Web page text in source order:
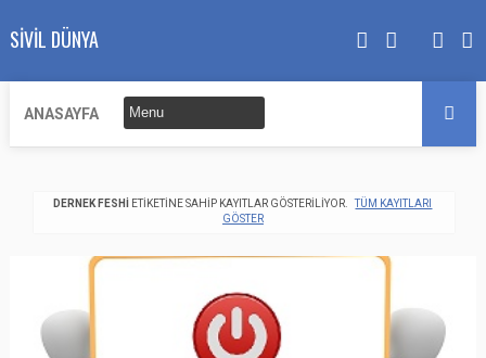
SIVIL DÜNYA
ANASAYFA
DERNEK FESHI ETIKETINE SAHIP KAYITLAR GÖSTERILIYOR.
TÜM KAYITLARI
GÖSTER